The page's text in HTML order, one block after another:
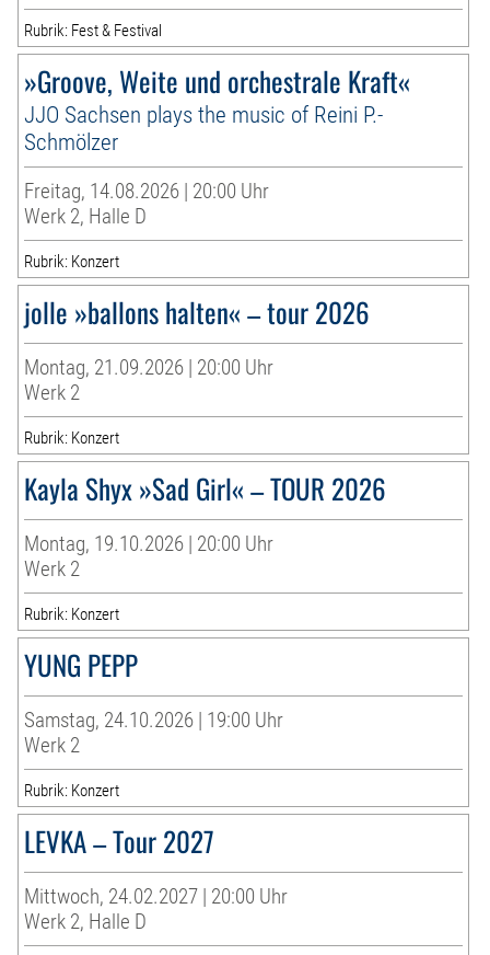
Rubrik: Fest & Festival
»Groove, Weite und orchestrale Kraft«
JJO Sachsen plays the music of Reini P.-
Schmölzer
Freitag, 14.08.2026 | 20:00 Uhr
Werk 2, Halle D
Rubrik: Konzert
jolle »ballons halten« – tour 2026
Montag, 21.09.2026 | 20:00 Uhr
Werk 2
Rubrik: Konzert
Kayla Shyx »Sad Girl« – TOUR 2026
Montag, 19.10.2026 | 20:00 Uhr
Werk 2
Rubrik: Konzert
YUNG PEPP
Samstag, 24.10.2026 | 19:00 Uhr
Werk 2
Rubrik: Konzert
LEVKA – Tour 2027
Mittwoch, 24.02.2027 | 20:00 Uhr
Werk 2, Halle D